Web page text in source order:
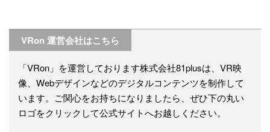
VRon 運営会社はこちら
「VRon」を運営しております株式会社81plusは、VR映
像、Webデザインなどのデジタルコンテンツを制作して
います。ご関心をお持ちになりましたら、ぜひ下の丸い
ロゴをクリックして公式サイトへお越しください。